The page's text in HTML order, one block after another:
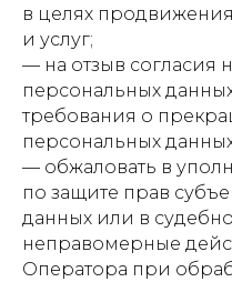
в целях
и услуг;
— на отзыв согласия
персональных
требования о
персональных
— обжаловать в
по защите прав
данных или в
неправомерные
Оператора при